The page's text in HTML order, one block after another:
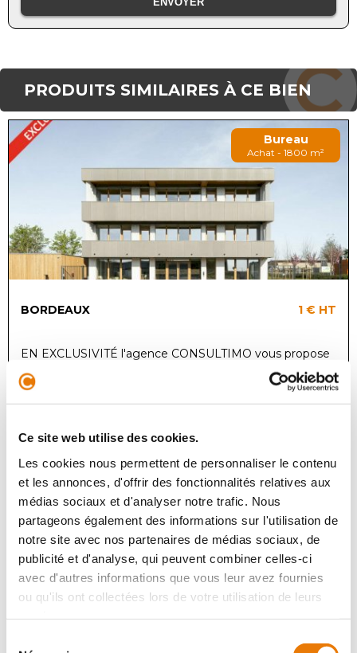
Ce site web utilise des cookies.
Les cookies nous permettent de personnaliser le contenu
et les annonces, d'offrir des fonctionnalités relatives aux
médias sociaux et d'analyser notre trafic. Nous
partageons également des informations sur l'utilisation de
notre site avec nos partenaires de médias sociaux, de
publicité et d'analyse, qui peuvent combiner celles-ci
avec d'autres informations que vous leur avez fournies
ou qu'ils ont collectées lors de votre utilisation de leurs
PRODUITS SIMILAIRES À CE BIEN
Bureau
Achat - 1800 m²
BORDEAUX 1 € HT
EN EXCLUSIVITÉ l'agence CONSULTIMO vous propose
en VEFA (Vente en état futur d'achèvement) sur la
commune de Cenon et en bordure de rocade, un
Achat - 782 m²
2 800 000 €HT